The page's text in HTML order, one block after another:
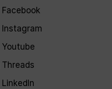
Facebook
Instagram
Youtube
Threads
LinkedIn